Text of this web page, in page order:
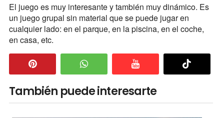
El juego es muy interesante y también muy dinámico. Es
un juego grupal sin material que se puede jugar en
cualquier lado: en el parque, en la piscina, en el coche,
en casa, etc.
También puede interesarte